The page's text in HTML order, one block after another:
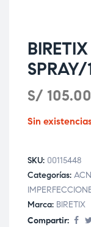
S/ 105.00
Sin
SKU: 00115448
Categorías:
Marca: BIRETIX
Compartir: